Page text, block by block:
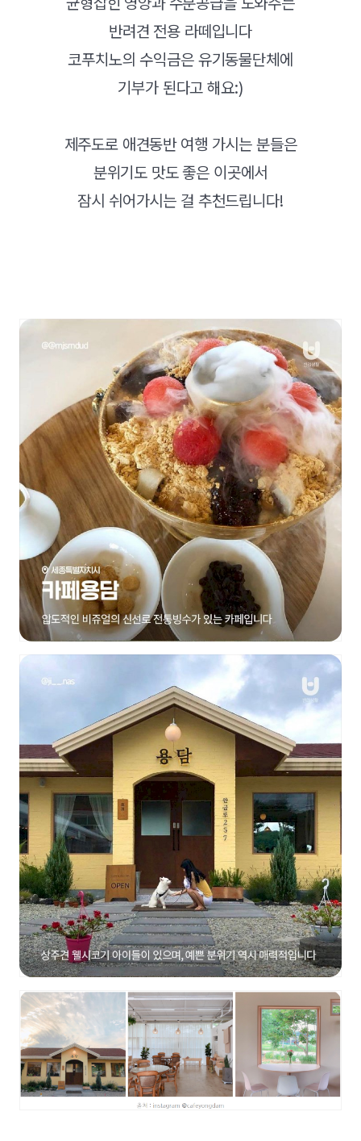
반려견 전용 라떼입니다
코푸치노의 수익금은 유기동물단체에
기부가 된다고 해요:)
제주도로 애견동반 여행 가시는 분들은
분위기도 맛도 좋은 이곳에서
잠시 쉬어가시는 걸 추천드립니다!